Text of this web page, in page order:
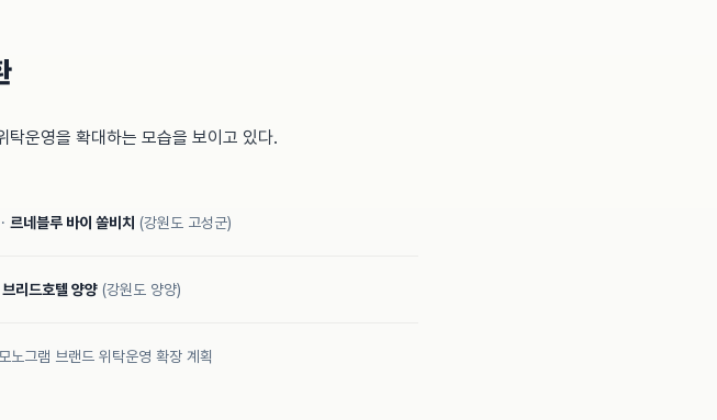
탁운영을 확대하는 모습을 보이고 있다.
르네블루 바이 쏠비치 (강원도 고성군)
브리드호텔 양양 (강원도 양양)
노그램 브랜드 위탁운영 확장 계획